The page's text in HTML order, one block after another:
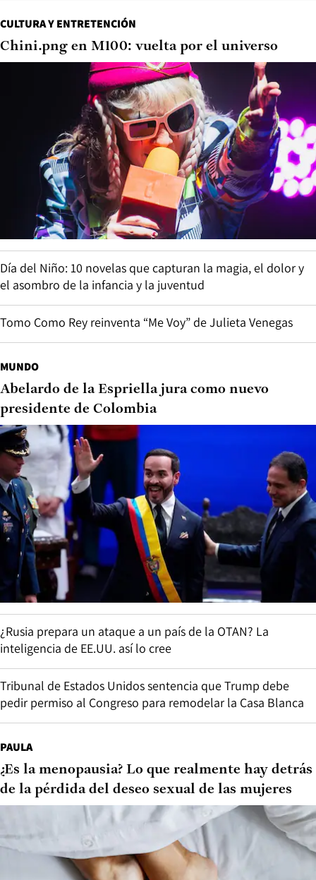
CULTURA Y ENTRETENCIÓN
Chini.png en M100: vuelta por el universo
Día del Niño: 10 novelas que capturan la magia, el dolor y
el asombro de la infancia y la juventud
Tomo Como Rey reinventa “Me Voy” de Julieta Venegas
MUNDO
Abelardo de la Espriella jura como nuevo
presidente de Colombia
¿Rusia prepara un ataque a un país de la OTAN? La
inteligencia de EE.UU. así lo cree
Tribunal de Estados Unidos sentencia que Trump debe
pedir permiso al Congreso para remodelar la Casa Blanca
PAULA
¿Es la menopausia? Lo que realmente hay detrás
de la pérdida del deseo sexual de las mujeres